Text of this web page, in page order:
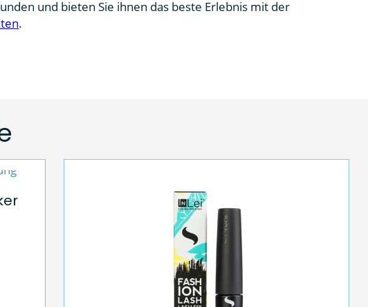
und bieten Sie ihnen das beste Erlebnis mit der
.